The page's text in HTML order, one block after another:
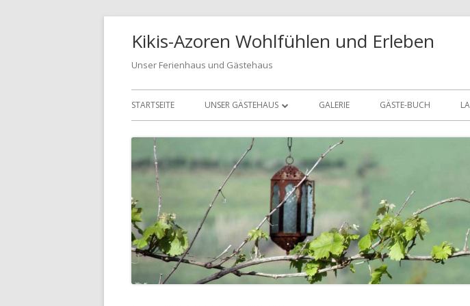
Kikis-Azoren Wohlfühlen und Erleben
Unser Ferienhaus und Gästehaus
Primäres
Menü
STARTSEITE UNSER GÄSTEHAUS
CASA AZUL
CASA VERDE
BUCHUNGSANFRAGE
GALERIE GÄSTE-BUCH